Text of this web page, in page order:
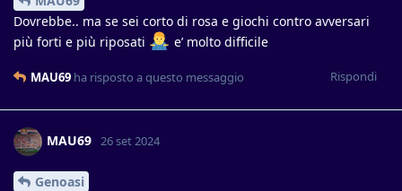
Dovrebbe.. ma se sei corto di rosa e giochi contro avversari
più forti e più riposati
e’ molto difficile
Rispondi
MAU69 ha risposto a questo messaggio
MAU69 26 set 2024
Genoasi